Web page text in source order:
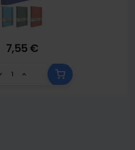
7,55 €